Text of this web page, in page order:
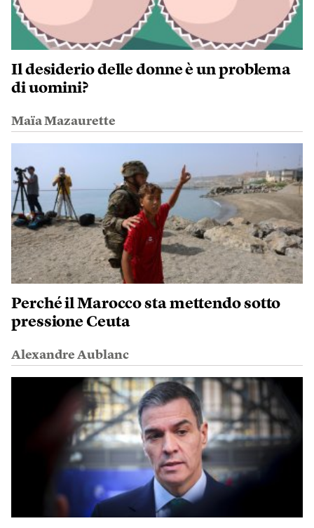
Il desiderio delle donne è un problema
di uomini?
Maïa Mazaurette
Perché il Marocco sta mettendo sotto
pressione Ceuta
Alexandre Aublanc